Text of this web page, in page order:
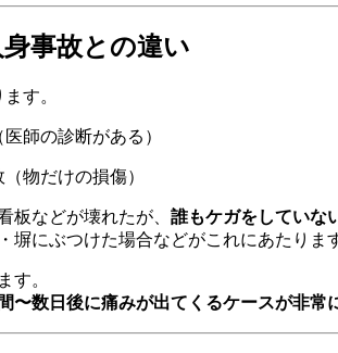
事故との違い
す。
師の診断がある）
物だけの損傷）
板などが壊れたが、 誰もケガをしていな
にぶつけた場合などがこれにあたりま
す。
〜数日後に痛みが出てくるケースが非常